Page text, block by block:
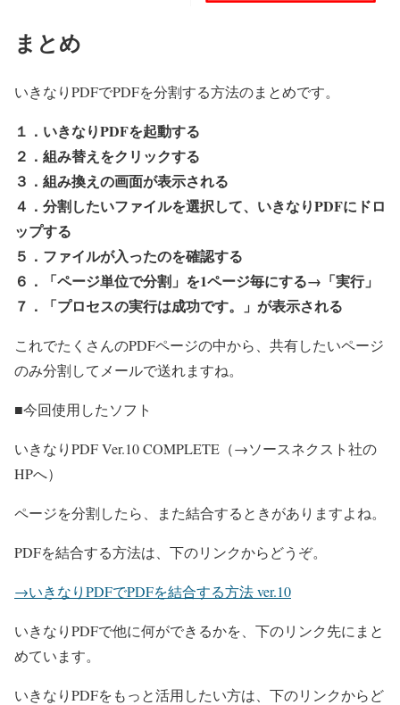
まとめ
いきなりPDFでPDFを分割する方法のまとめです。
１．いきなりPDFを起動する
２．組み替えをクリックする
３．組み換えの画面が表示される
４．分割したいファイルを選択して、いきなりPDFにドロ
ップする
５．ファイルが入ったのを確認する
６．「ページ単位で分割」を1ページ毎にする→「実行」
７．「プロセスの実行は成功です。」が表示される
これでたくさんのPDFページの中から、共有したいページ
のみ分割してメールで送れますね。
■今回使用したソフト
いきなりPDF Ver.10 COMPLETE（→ソースネクスト社の
HPへ）
ページを分割したら、また結合するときがありますよね。
PDFを結合する方法は、下のリンクからどうぞ。
→いきなりPDFでPDFを結合する方法 ver.10
いきなりPDFで他に何ができるかを、下のリンク先にまと
めています。
いきなりPDFをもっと活用したい方は、下のリンクからど